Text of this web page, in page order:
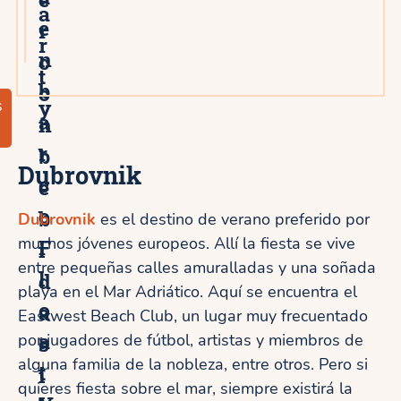
r
c
o
n
b
e
b
i
d
a
s
i
a
r
t
y
e
n
b
a
r
c
o
F
l
o
a
t
Dubrovnik
Dubrovnik es el destino de verano preferido por
muchos jóvenes europeos. Allí la fiesta se vive
entre pequeñas calles amuralladas y una soñada
playa en el Mar Adriático. Aquí se encuentra el
Eastwest Beach Club, un lugar muy frecuentado
por jugadores de fútbol, artistas y miembros de
alguna familia de la nobleza, entre otros. Pero si
quieres fiesta sobre el mar, siempre existirá la